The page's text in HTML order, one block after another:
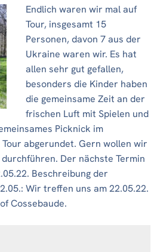
Endlich waren wir mal auf
Tour, insgesamt 15
Personen, davon 7 aus der
Ukraine waren wir. Es hat
allen sehr gut gefallen,
besonders die Kinder haben
die gemeinsame Zeit an der
frischen Luft mit Spielen und
Picknick im
abgerundet. Gern wollen wir
Der nächste Termin
Beschreibung der
Wir treffen uns am 22.05.22.
Cossebaude.